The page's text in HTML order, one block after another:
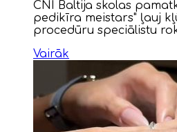
CNI Baltija skolas
pedikīra meistars" ļauj
procedūru speciālistu
Vairāk